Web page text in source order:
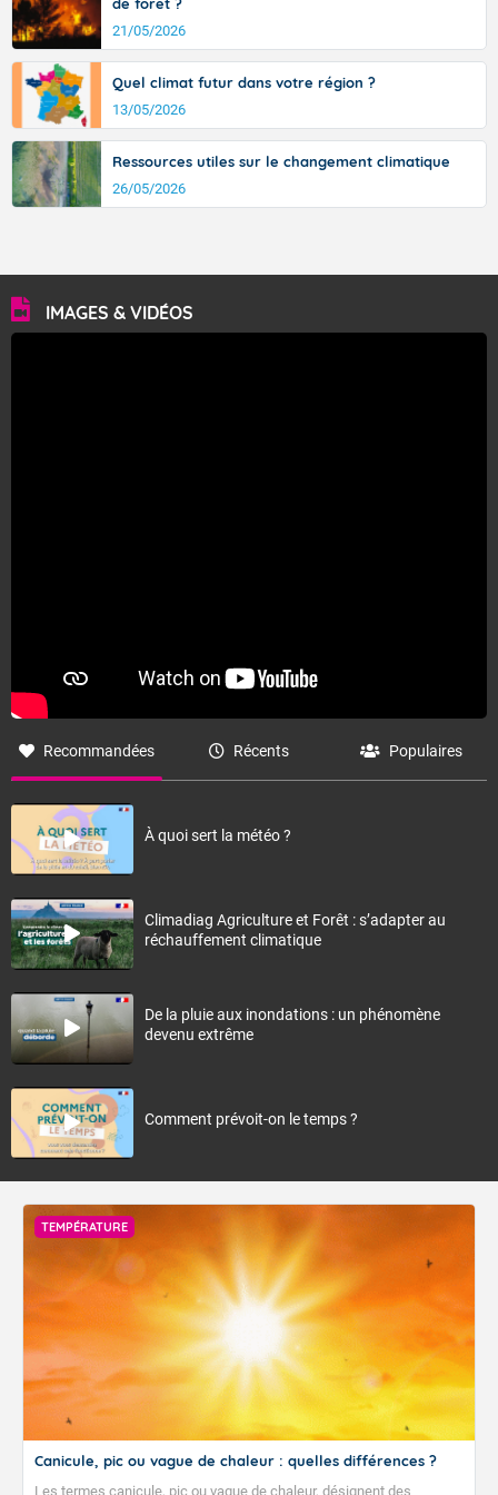
21/05/2026
Quel climat futur dans votre région ?
13/05/2026
Ressources utiles sur le changement climatique
26/05/2026
IMAGES & VIDÉOS
Recommandées Récents Populaires
À quoi sert la météo ?
Climadiag Agriculture et Forêt : s’adapter au
réchauffement climatique
De la pluie aux inondations : un phénomène
devenu extrême
Comment prévoit-on le temps ?
TEMPÉRATURE
Canicule, pic ou vague de chaleur : quelles différences ?
Les termes canicule, pic ou vague de chaleur, désignent des